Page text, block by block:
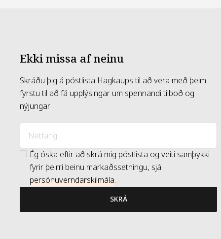
Ekki missa af neinu
Skráðu þig á póstlista Hagkaups til að vera með þeim
fyrstu til að fá upplýsingar um spennandi tilboð og
nýjungar
Ég óska eftir að skrá mig póstlista og veiti samþykki
fyrir þeirri beinu markaðssetningu, sjá
persónuverndarskilmála.
SKRÁ